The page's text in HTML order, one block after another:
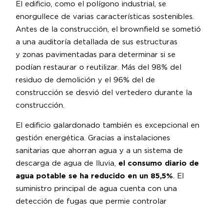
El edificio, como el polígono industrial, se
enorgullece de varias características sostenibles.
Antes de la construcción, el brownfield se sometió
a una auditoría detallada de sus estructuras
y zonas pavimentadas para determinar si se
podían restaurar o reutilizar. Más del 98% del
residuo de demolición y el 96% del de
construcción se desvió del vertedero durante la
construcción.
El edificio galardonado también es excepcional en
gestión energética. Gracias a instalaciones
sanitarias que ahorran agua y a un sistema de
descarga de agua de lluvia, el consumo diario de
agua potable se ha reducido en un 85,5%. El
suministro principal de agua cuenta con una
detección de fugas que permie controlar